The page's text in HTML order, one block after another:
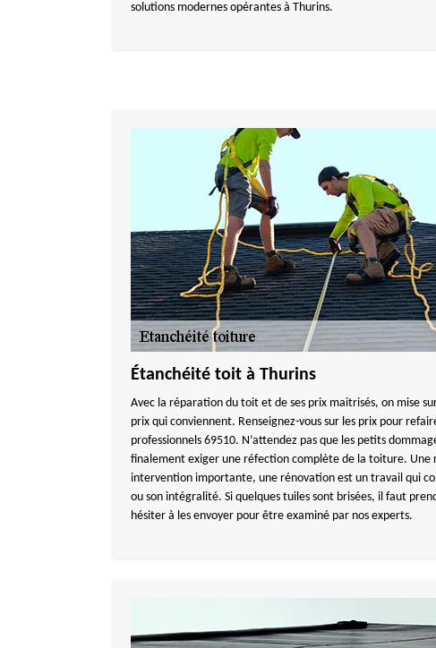
solutions modernes opérantes à Thurins.
Étanchéité toit à Thurins
Avec la réparation du toit et de ses prix maitrisés, on mise
prix qui conviennent. Renseignez-vous sur les prix pour
professionnels 69510. N’attendez pas que les petits
finalement exiger une réfection complète de la toiture. Une
intervention importante, une rénovation est un travail qui
ou son intégralité. Si quelques tuiles sont brisées, il faut
hésiter à les envoyer pour être examiné par nos experts.